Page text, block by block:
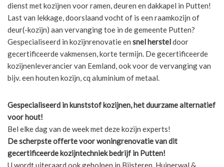
dienst met kozijnen voor ramen, deuren en dakkapel in Putten!
Last van lekkage, doorslaand vocht of is een raamkozijn of
deur(-kozijn) aan vervanging toe in de gemeente Putten?
Gespecialiseerd in kozijnrenovatie en snel hersteldoor
gecertificeerde vakmensen, korte termijn. De gecertificeerde
kozijnenleverancier van Eemland, ook voor de vervanging van
bijv. een houten kozijn, cq aluminium of metaal.
Gespecialiseerd in kunststof kozijnen, het duurzame alternatief
voor hout!
Bel elke dag van de week met deze kozijn experts!
De scherpsteofferte voor woningrenovatie van dit
gecertificeerde kozijntechniek bedrijf in Putten!
U wordt uiteraard ook geholpen in Bijsteren, Huinerwal &